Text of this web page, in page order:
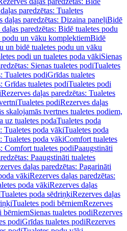
paredzētas: Tualetes
daļas paredzētas: Dizaina paneļiBidē
paredzētas: Bidē tualetes podu
podu un vāku komplektiemBidē
un bidē tualetes podu un vāku
podi un tualetes poda vākiSienas
Sienas tualetes podiTualetes
Tualetes podiGrīdas tualetes
Grīdas tualetes podiTualetes podi
Rezerves daļas paredzētas: Tualetes
Tualetes podiRezerves daļas
skalojamās tvertnes tualetes podiem,
uz tualetes podaTualetes poda
Tualetes poda vākiTualetes poda
Tualetes poda vākiComfort tualetes
Comfort tualetes podiPaaugstināti
Paaugstināti tualetes
daļas paredzētas: Pagarināti
vākiRezerves daļas paredzētas:
poda vākiRezerves daļas
Tualetes poda sēdriņķiRezerves daļas
Tualetes podi bērniemRezerves
bērniemSienas tualetes podiRezerves
podiGrīdas tualetes podiRezerves